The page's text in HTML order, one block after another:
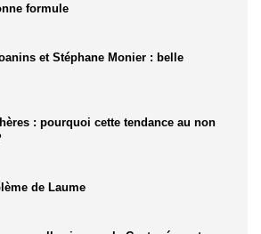
formule
et Stéphane Monier : belle
: pourquoi cette tendance au non
de Laume